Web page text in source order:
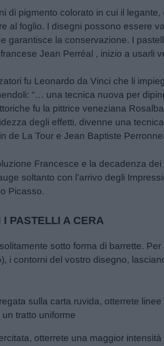
di pigmento colorato in cui il
al foglio. I disegni possono essere
garantisce la conservazione. I
Jean Perréal , inizio a usarli
fu Leonardo da Vinci che li
“… una tecnica nuova per
fu la pittrice veneziana
degli effetti, divenne una
de La Tour e Jean Baptiste
Francesce e la decadenza
soltanto con l’arrivo degli
Picasso.
PASTELLI A CERA
sotto forma di barrette.
i contorni del vostro disegno,
sulla carta ruvida, otterrete linee
tratto uniforme
otterrete una maggior